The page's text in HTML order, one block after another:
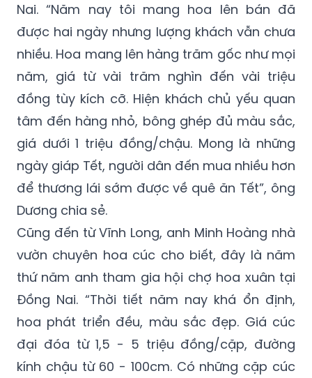
Nai. “Năm nay tôi mang hoa lên bán đã
được hai ngày nhưng lượng khách vẫn chưa
nhiều. Hoa mang lên hàng trăm gốc như mọi
năm, giá từ vài trăm nghìn đến vài triệu
đồng tùy kích cỡ. Hiện khách chủ yếu quan
tâm đến hàng nhỏ, bông ghép đủ màu sắc,
giá dưới 1 triệu đồng/chậu. Mong là những
ngày giáp Tết, người dân đến mua nhiều hơn
để thương lái sớm được về quê ăn Tết”, ông
Dương chia sẻ.
Cũng đến từ Vĩnh Long, anh Minh Hoàng nhà
vườn chuyên hoa cúc cho biết, đây là năm
thứ năm anh tham gia hội chợ hoa xuân tại
Đồng Nai. “Thời tiết năm nay khá ổn định,
hoa phát triển đều, màu sắc đẹp. Giá cúc
đại đóa từ 1,5 - 5 triệu đồng/cặp, đường
kính chậu từ 60 - 100cm. Có những cặp cúc